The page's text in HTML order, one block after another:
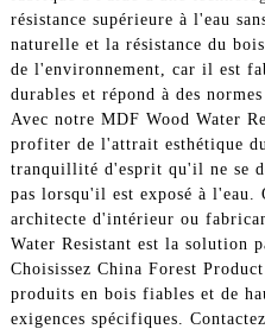
résistance supérieure à l'eau
naturelle et la résistance du
de l'environnement, car il est
durables et répond à des
Avec notre MDF Wood Water
profiter de l'attrait esthétique
tranquillité d'esprit qu'il ne se
pas lorsqu'il est exposé à l'eau.
architecte d'intérieur ou
Water Resistant est la solution
Choisissez China Forest
produits en bois fiables et de
exigences spécifiques.